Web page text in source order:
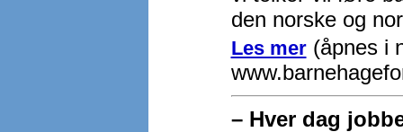
den norske og
Les mer(åpnes i
– Hver dag